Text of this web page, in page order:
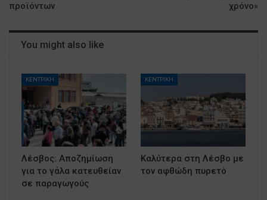
προϊόντων
χρόνο»
You might also like
ΚΕΝΤΡΙΚΗ
Λέσβος: Αποζημίωση
για το γάλα κατευθείαν
σε παραγωγούς
ΚΕΝΤΡΙΚΗ
Καλύτερα στη Λέσβο με
τον αφθώδη πυρετό